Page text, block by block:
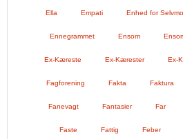
Ella Empati Enhed for
Ennegrammet Ensom
Ex-Kæreste Ex-Kærester Ex-
Fagforening Fakta Faktura
Fanevagt Fantasier Far
Faste Fattig Feber